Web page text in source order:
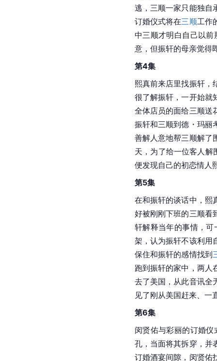
逃，三顺一家只能独自
订婚仪式将在三顺工作
中三顺才明白自己以
意，但振轩的母亲觉得
第4集
熙真前来店里找振轩，
很了解振轩，一开始就
全体店员的面给三顺送
振轩和三顺到德・玛丽
善解人意地帮三顺解了
天，为了给一位客人
便发现自己的初恋情人
第5集
在和振轩的谈话中，熙
好被刚刚下班的三顺看
轩解释当年的事情，
架，认为振轩不该利用
保住和振轩的感情找到
跑到振轩的家中，两人
去了美国，从此音讯全
见了刚从美国赶来、一
第6集
闵贤佑与彩丽的订婚
孔，当面将其拆穿，并
订婚酒宴间隙，闵贤佑